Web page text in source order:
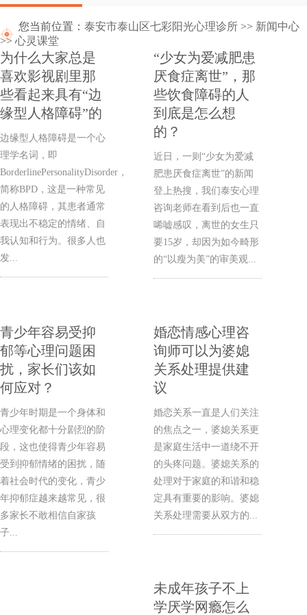
您当前位置： 泰安市泰山区七彩阳光心理诊所 >> 新闻中心
>> 心灵课堂
为什么大家总是
喜欢影视剧里那
些看起来具有“边
缘型人格障碍”的
边缘型人格障碍是一个心
理学名词，即
BorderlinePersonalityDisorder，
简称BPD，这是一种常见
的人格障碍，其患者通常
表现出不稳定的情绪、自
我认知和行为。很多人也
发...
“少女为爱减肥患
厌食症离世”，那
些饮食障碍的人
到底是怎么想
的？
近日，一则“少女为爱减
肥患厌食症离世”的新闻
登上热搜，我们泰安心理
咨询老师在看到后也一直
唏嘘感叹，离世的女生只
要15岁，却因为如今畸形
的“以瘦为美”的审美观...
青少年容易受抑
郁等心理问题困
扰，家长们该如
何应对？
青少年时期是一个身体和
心理变化都十分剧烈的阶
段，这也使得青少年容易
受到抑郁情绪的困扰，随
着社会时代的变化，青少
年抑郁症越来越常见，很
多家长不敢相信自家孩
子...
婚恋情感心理咨
询师可以为婆媳
关系处理提供建
议
婚恋关系一直是人们关注
的焦点之一，婆媳关系更
是家庭生活中一道绕不开
的头疼问题。婆媳关系的
处理对于家庭的和谐和稳
定具有重要的影响。婆媳
关系处理需要从双方的...
未成年孩子不上
学厌学网瘾怎么